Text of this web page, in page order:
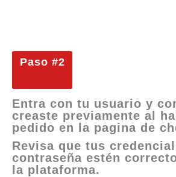
Paso #2
Entra con tu usuario y
creaste previamente al
pedido en la pagina de
Revisa que tus
contraseña estén
la plataforma.